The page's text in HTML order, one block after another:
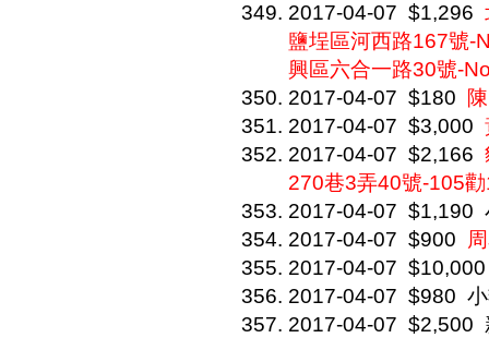
2017-04-07 $1,296
鹽埕區河西路167號-
興區六合一路30號-
2017-04-07 $180
2017-04-07 $3,000
2017-04-07 $2,166
270巷3弄40號-105
2017-04-07 $1,190
2017-04-07 $900
2017-04-07 $10,000
2017-04-07 $980
2017-04-07 $2,500